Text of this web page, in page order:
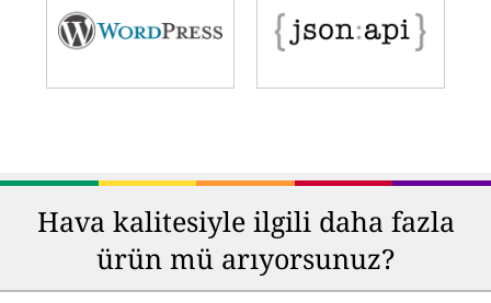
Hava kalitesiyle ilgili daha fazla
ürün mü arıyorsunuz?